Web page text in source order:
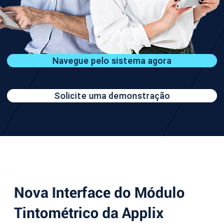
Navegue pelo sistema agora
Solicite uma demonstração
Nova Interface do Módulo
Tintométrico da Applix